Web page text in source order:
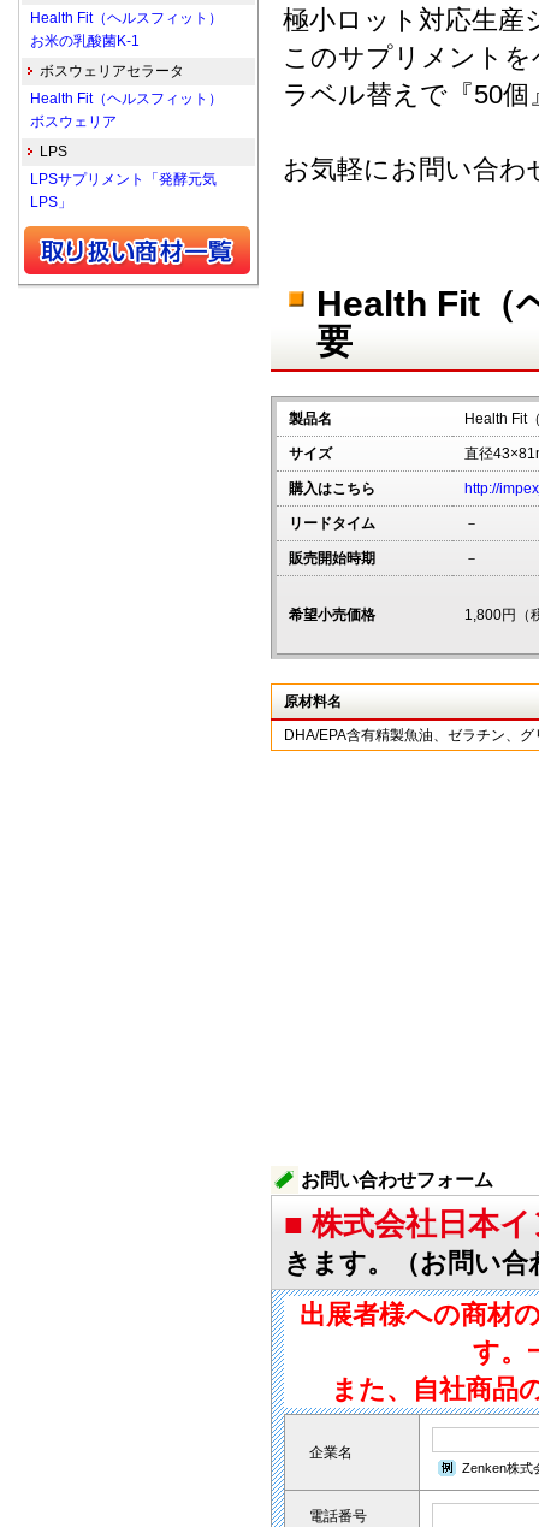
極小ロット対応生産
このサプリメント
ラベル替えで『50
お気軽にお問い合わ
Health Fit
要
製品名 Health Fit
サイズ 直径
購入はこちら http://
リードタイム －
販売開始時期 －
希望小売価格 1,800円（
原材料名
DHA/EPA含有精製魚油、ゼラチン、グ
お問い合わせフォーム
■ 株式会社日本
きます。（お問い合
出展者様への商材
す。
また、自社商品
企業名
Zenken株式
電話番号
Health Fit（ヘルスフィット）
お米の乳酸菌K-1
ボスウェリアセラータ
Health Fit（ヘルスフィット）
ボスウェリア
LPS
LPSサプリメント「発酵元気
LPS」